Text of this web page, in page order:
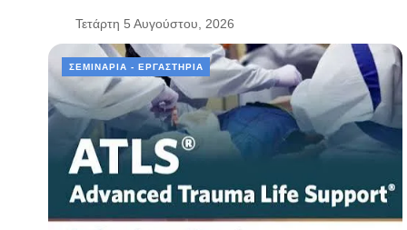
Τετάρτη 5 Αυγούστου, 2026
ΣΕΜΙΝΆΡΙΑ - ΕΡΓΑΣΤΉΡΙΑ